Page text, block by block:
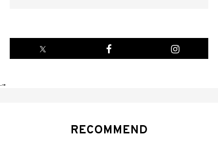
-->
RECOMMEND